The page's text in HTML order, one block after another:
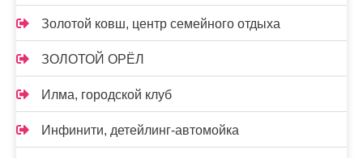
Золотой ковш, центр семейного отдыха
ЗОЛОТОЙ ОРЁЛ
Илма, городской клуб
Инфинити, детейлинг-автомойка